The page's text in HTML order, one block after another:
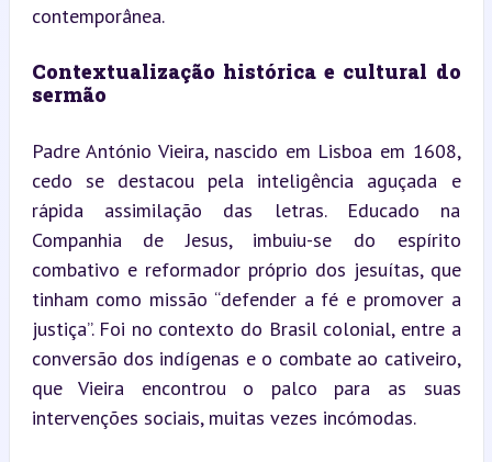
contemporânea.
Contextualização histórica e cultural do
sermão
Padre António Vieira, nascido em Lisboa em 1608,
cedo se destacou pela inteligência aguçada e
rápida assimilação das letras. Educado na
Companhia de Jesus, imbuiu-se do espírito
combativo e reformador próprio dos jesuítas, que
tinham como missão “defender a fé e promover a
justiça”. Foi no contexto do Brasil colonial, entre a
conversão dos indígenas e o combate ao cativeiro,
que Vieira encontrou o palco para as suas
intervenções sociais, muitas vezes incómodas.